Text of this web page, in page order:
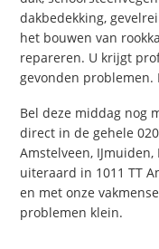
dakbedekking,
het bouwen van
repareren. U krijgt
gevonden problemen.
Bel deze middag nog
direct in de gehele
Amstelveen,
uiteraard in 1011 TT
en met onze
problemen klein.